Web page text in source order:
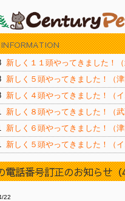
INFORMATION
新しく１１頭やってきました！（
新しく５頭やってきました！（津
新しく４頭やってきました！（イ
新しく８頭やってきました！（武
新しく６頭やってきました！（津
新しく５頭やってきました！（イ
新しく１３頭やってきました！
新しく１０頭やってきました！
新しく９頭やってきました！（新
電話番号訂正のお知らせ（
22